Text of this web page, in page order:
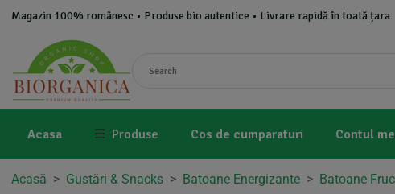
Magazin 100% românesc • Produse bio autentice • Livrare rapidă în toată țara
Acasa ☰ Produse Cos de cumparaturi Contul
Acasă > Gustări & Snacks > Batoane Energizante > Batoane